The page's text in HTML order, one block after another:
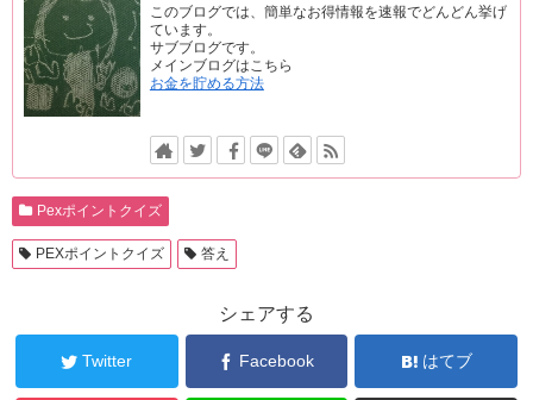
このブログでは、簡単なお得情報を速報でどんどん挙げ
ています。
サブブログです。
メインブログはこちら
お金を貯める方法
Pexポイントクイズ
PEXポイントクイズ 答え
シェアする
Twitter Facebook はてブ